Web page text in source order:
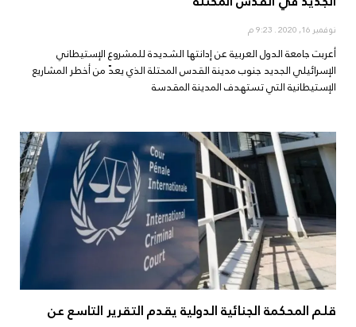
نوفمبر 16, 2020
أعربت جامعة الدول العربية عن إدانتها الشديدة للمشروع الإستيطاني
الإسرائيلي الجديد جنوب مدينة القدس المحتلة الذي يعدّ من أخطر المشاريع
الإستيطانية التي تستهدف المدينة المقدسة
قلم المحكمة الجنائية الدولية يقدم التقرير التاسع عن